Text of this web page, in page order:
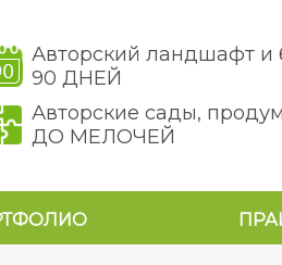
Авторский ландшафт и
90 ДНЕЙ
Авторские сады,
ДО МЕЛОЧЕЙ